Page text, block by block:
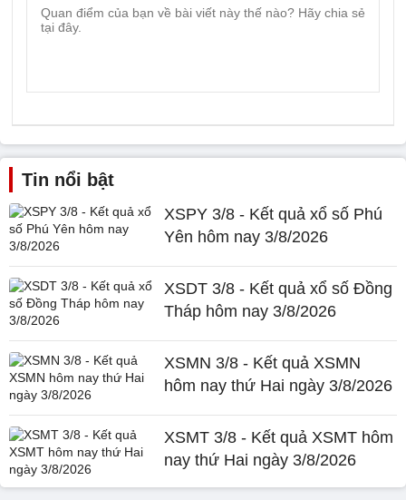
Tin nổi bật
XSPY 3/8 - Kết quả xổ số Phú
Yên hôm nay 3/8/2026
XSDT 3/8 - Kết quả xổ số Đồng
Tháp hôm nay 3/8/2026
XSMN 3/8 - Kết quả XSMN
hôm nay thứ Hai ngày 3/8/2026
XSMT 3/8 - Kết quả XSMT hôm
nay thứ Hai ngày 3/8/2026